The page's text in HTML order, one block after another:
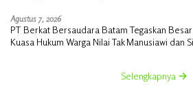
Agustus 7, 2026
PT Berkat Bersaudara Batam Tegaskan
Kuasa Hukum Warga Nilai Tak Manusiawi dan
Selengkapnya